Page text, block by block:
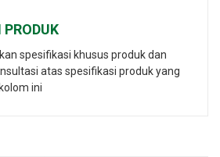
spesifikasi khusus produk dan
atas spesifikasi produk yang
ini